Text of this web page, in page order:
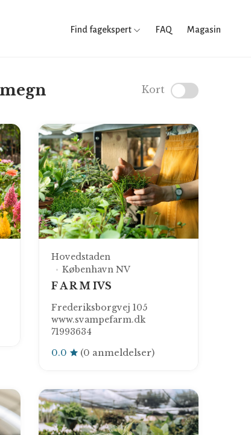
Find fagekspert FAQ Magasin
Kort
Hovedstaden
København NV
F A R M IVS
Frederiksborgvej 105
www.svampefarm.dk
71993634
0.0 (0 anmeldelser)